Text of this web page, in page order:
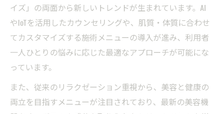
エステ業界売上ランキングから見る今後
10年後のエステ業界像と新常識の芽生え
美容を高めるエステメニュー人気ランキング
エステ人気メニュー最新ランキングを一挙
紹介
フェイシャルエステで話題の施術と選び方
売れるエステメニューの特徴と美容効果解
イズ」の両面から新しいトレンドが生まれています。AI
やIoTを活用したカウンセリングや、肌質・体質に合わせ
てカスタマイズする施術メニューの導入が進み、利用者
一人ひとりの悩みに応じた最適なアプローチが可能にな
っています。
また、従来のリラクゼーション重視から、美容と健康の
両立を目指すメニューが注目されており、最新の美容機